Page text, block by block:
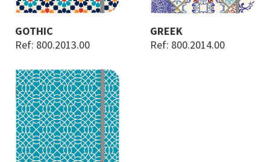
GOTHIC
Ref: 800.2013.00
GREEK
Ref: 800.2014.00